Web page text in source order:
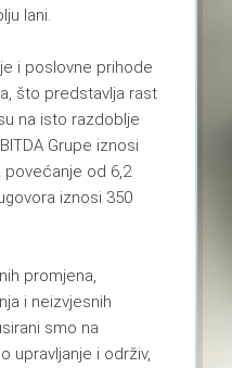
lani.
i poslovne prihode
što predstavlja rast
na isto razdoblje
Grupe iznosi
povećanje od 6,2
iznosi 350
promjena,
i neizvjesnih
smo na
upravljanje i održiv,